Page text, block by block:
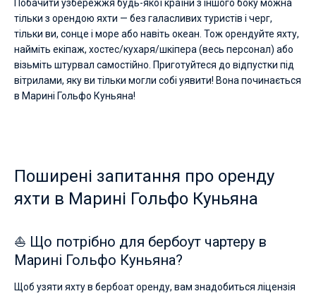
Побачити узбережжя будь-якої країни з іншого боку можна
тільки з орендою яхти — без галасливих туристів і черг,
тільки ви, сонце і море або навіть океан. Тож орендуйте яхту,
найміть екіпаж, хостес/кухаря/шкіпера (весь персонал) або
візьміть штурвал самостійно. Приготуйтеся до відпустки під
вітрилами, яку ви тільки могли собі уявити! Вона починається
в Марині Гольфо Куньяна!
Поширені запитання про оренду
яхти в Марині Гольфо Куньяна
⛵ Що потрібно для бербоут чартеру в
Марині Гольфо Куньяна?
Щоб узяти яхту в бербоат оренду, вам знадобиться ліцензія